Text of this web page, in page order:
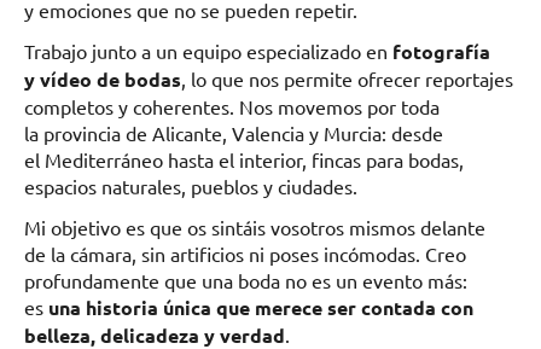
y emociones que no se pueden repetir.
Trabajo junto a un equipo especializado en fotografía
y vídeo de bodas , lo que nos permite ofrecer reportajes
completos y coherentes. Nos movemos por toda
la provincia de Alicante, Valencia y Murcia: desde
el Mediterráneo hasta el interior, fincas para bodas,
espacios naturales, pueblos y ciudades.
Mi objetivo es que os sintáis vosotros mismos delante
de la cámara, sin artificios ni poses incómodas. Creo
profundamente que una boda no es un evento más:
es una historia única que merece ser contada con
belleza, delicadeza y verdad